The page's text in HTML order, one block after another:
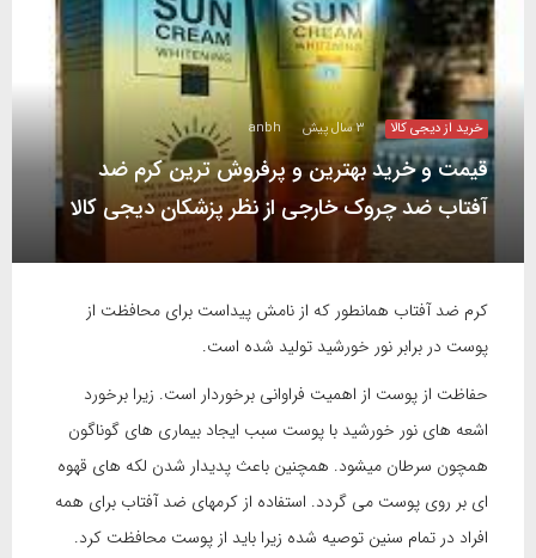
خرید از دیجی کالا ۳ سال پیش anbh
قیمت و خرید بهترین و پرفروش ترین کرم ضد
آفتاب ضد چروک خارجی از نظر پزشکان دیجی کالا
کرم ضد آفتاب همانطور که از نامش پیداست برای محافظت از
پوست در برابر نور خورشید تولید شده است.
حفاظت از پوست از اهمیت فراوانی برخوردار است. زیرا برخورد
اشعه های نور خورشید با پوست سبب ایجاد بیماری های گوناگون
همچون سرطان میشود. همچنین باعث پدیدار شدن لکه های قهوه
ای بر روی پوست می گردد. استفاده از کرمهای ضد آفتاب برای همه
افراد در تمام سنین توصیه شده زیرا باید از پوست محافظت کرد.